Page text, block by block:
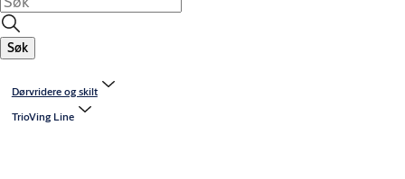
Søk
Dørvridere og skilt
TrioVing Line